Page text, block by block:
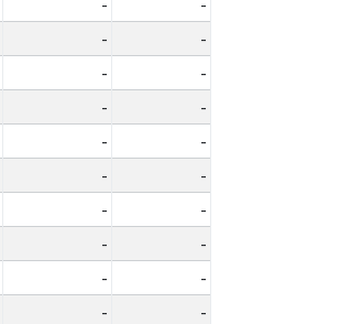
-
-
-
-
-
-
-
-
-
-
-
-
-
-
-
-
-
-